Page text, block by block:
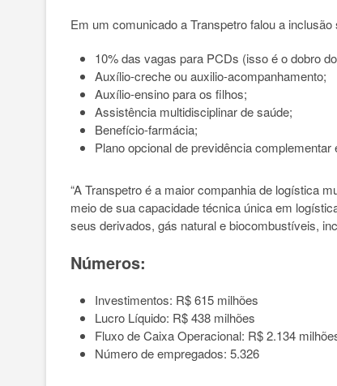
Em um comunicado a Transpetro falou a inclusão
10% das vagas para PCDs (isso é o dobro
Auxílio-creche ou auxilio-acompanhamento;
Auxílio-ensino para os filhos;
Assistência multidisciplinar de saúde;
Benefício-farmácia;
Plano opcional de previdência
“A Transpetro é a maior companhia de logística
meio de sua capacidade técnica única em
seus derivados, gás natural e biocombustíveis,
Números:
Investimentos: R$ 615 milhões
Lucro Líquido: R$ 438 milhões
Fluxo de Caixa Operacional: R$ 2.134
Número de empregados: 5.326